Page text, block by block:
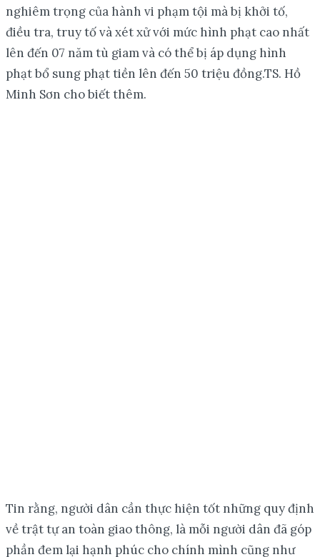
nghiêm trọng của hành vi phạm tội mà bị khởi tố,
điều tra, truy tố và xét xử với mức hình phạt cao nhất
lên đến 07 năm tù giam và có thể bị áp dụng hình
phạt bổ sung phạt tiền lên đến 50 triệu đồng.TS. Hồ
Minh Sơn cho biết thêm.
Tin rằng, người dân cần thực hiện tốt những quy định
về trật tự an toàn giao thông, là mỗi người dân đã góp
phần đem lại hạnh phúc cho chính mình cũng như